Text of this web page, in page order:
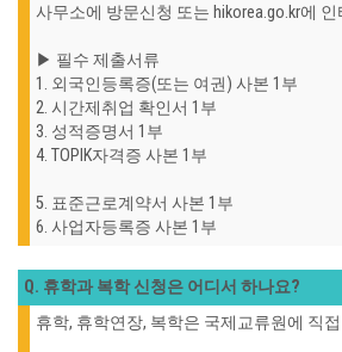
사무소에 방문신청 또는 hikorea.go.kr에
▶ 필수 제출서류
1. 외국인등록증(또는 여권) 사본 1부
2. 시간제취업 확인서 1부
3. 성적증명서 1부
4. TOPIK자격증 사본 1부
5. 표준근로계약서 사본 1부
6. 사업자등록증 사본 1부
Q. 휴학과 복학 신청은 어디서 하나요?
휴학, 휴학연장, 복학은 국제교류원에 직